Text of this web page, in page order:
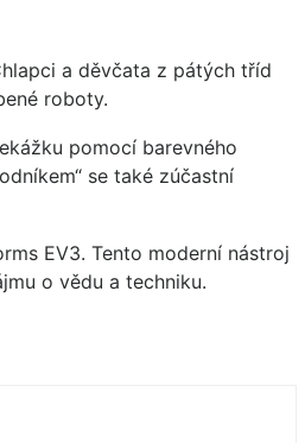
a děvčata z pátých tříd
roboty.
pomocí barevného
se také zúčastní
EV3. Tento moderní nástroj
o vědu a techniku.